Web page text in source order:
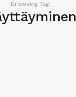
Browsing Tag: